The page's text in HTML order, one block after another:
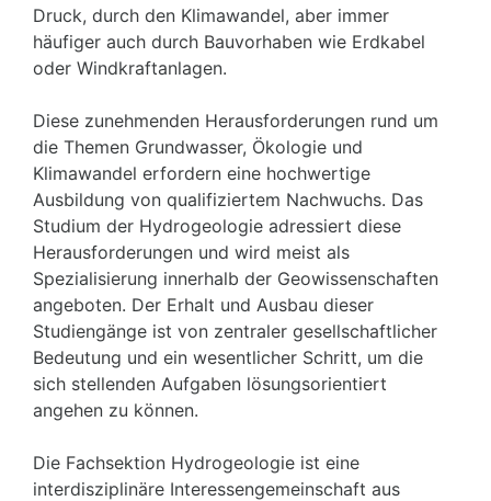
Druck, durch den Klimawandel, aber immer
häufiger auch durch Bauvorhaben wie Erdkabel
oder Windkraftanlagen.
Diese zunehmenden Herausforderungen rund um
die Themen Grundwasser, Ökologie und
Klimawandel erfordern eine hochwertige
Ausbildung von qualifiziertem Nachwuchs. Das
Studium der Hydrogeologie adressiert diese
Herausforderungen und wird meist als
Spezialisierung innerhalb der Geowissenschaften
angeboten. Der Erhalt und Ausbau dieser
Studiengänge ist von zentraler gesellschaftlicher
Bedeutung und ein wesentlicher Schritt, um die
sich stellenden Aufgaben lösungsorientiert
angehen zu können.
Die Fachsektion Hydrogeologie ist eine
interdisziplinäre Interessengemeinschaft aus